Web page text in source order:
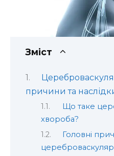
Зміст
причини та
Що таке
хвороба?
Головні